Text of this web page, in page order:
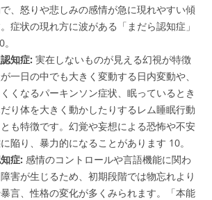
、怒りや悲しみの感情が急に現れやすい傾
症状の現れ方に波がある「まだら認知症」
。
知症: 実在しないものが見える幻視が特徴
一日の中でも大きく変動する日内変動や、
くなるパーキンソン症状、眠っているとき
り体を大きく動かしたりするレム睡眠行動
も特徴です。幻覚や妄想による恐怖や不安
陥り、暴力的になることがあります 10。
症: 感情のコントロールや言語機能に関わ
害が生じるため、初期段階では物忘れより
言、性格の変化が多くみられます。「本能